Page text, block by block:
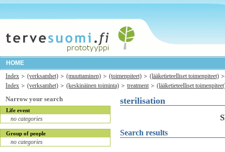
HOME
Index
(verksamhet) (muuttaminen) (toimenpiteet)
(lääketieteelliset toimenpiteet)
Index
(verksamhet) (keskinäinen toiminta) treatment (lääketieteelliset
Narrow your search
Life event
no categories
Group of people
no categories
sterilisation
Search results